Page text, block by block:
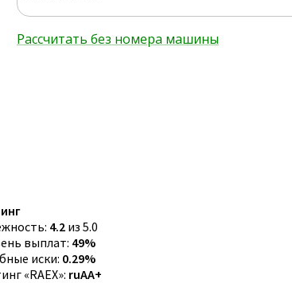
4.2 из 5.0
выплат: 49%
иски: 0.29%
«RAEX»: ruAA+